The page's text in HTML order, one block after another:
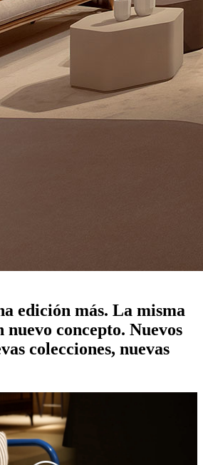
edición más. La misma
concepto. Nuevos
colecciones, nuevas